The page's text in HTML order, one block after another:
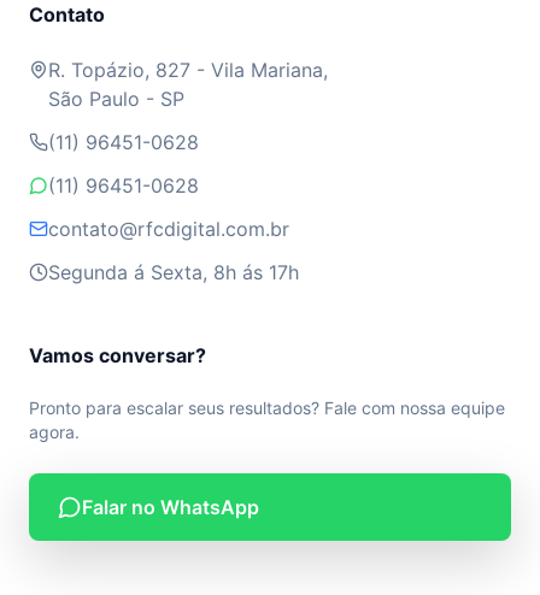
Contato
R. Topázio, 827 - Vila Mariana,
São Paulo - SP
(11) 96451-0628
(11) 96451-0628
contato@rfcdigital.com.br
Segunda á Sexta, 8h ás 17h
Vamos conversar?
Pronto para escalar seus resultados? Fale com nossa equipe
agora.
Falar no WhatsApp